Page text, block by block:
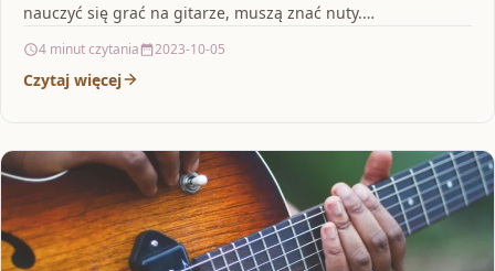
nauczyć się grać na gitarze, muszą znać nuty.…
4 minut czytania 2023-10-05
Czytaj więcej